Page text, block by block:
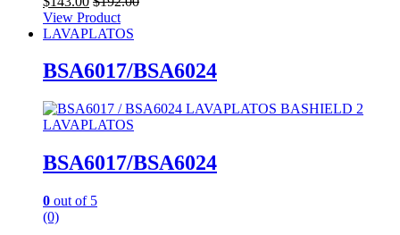
View Product
LAVAPLATOS
BSA6017/BSA6024
LAVAPLATOS
BSA6017/BSA6024
0 out of 5
(0)